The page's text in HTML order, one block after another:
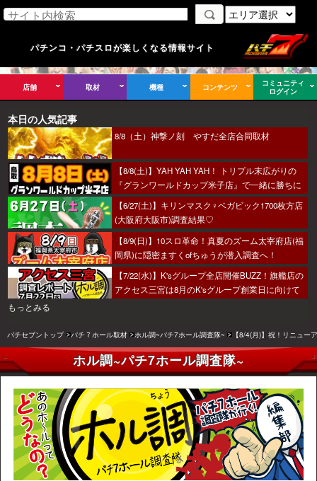
パチンコ・パチスロが楽しくなる情報サイト
店舗 取材 機種 コンテンツ
コミュニティ
ログイン
本日の人気記事
8/8（土）神撃ノ刻 やすだ全店合同取材
【8/8(土)】YAH YAH YAH！ トリプル末広がりの
『グランワールドカップ米子店』で一緒に勝ちに
行こうか～！
【6/27(土)】キリンマスク♀ベガビック1700枚方店
(大阪府大阪市)調査結果♡
【8/9(日)】10スロ革命！真夏のズーム太宰府店(福
岡県)に隠密ますくofちゅうが潜入調査へ！
【7/22(水)】K'sグループ全店開催BUZZ！旗艦店の
アクセス三宮は8月のK'sグループ創業日に向けて
もっとみる
パチセブントップ パチ７ホール取材 ホル調~パチ7ホール調査隊~ 【8/4(月)】祝！リニュ
ホル調~パチ7ホール調査隊~